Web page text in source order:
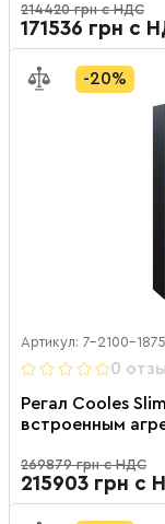
214420 грн с НДС
171536 грн с
-20%
Артикул: 7-2100-
0
Регал Cooles
встроенным
269879 грн с НДС
215903 грн с